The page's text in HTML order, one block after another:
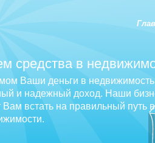
средства в
Ваши деньги в
и надежный доход. Наши
Вам встать на правильный путь